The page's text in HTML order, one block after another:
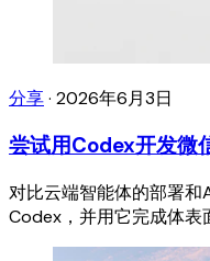
分享· 2026年6月3日
尝试用Codex开发微
对比云端智能体的部署和
Codex，并用它完成体表